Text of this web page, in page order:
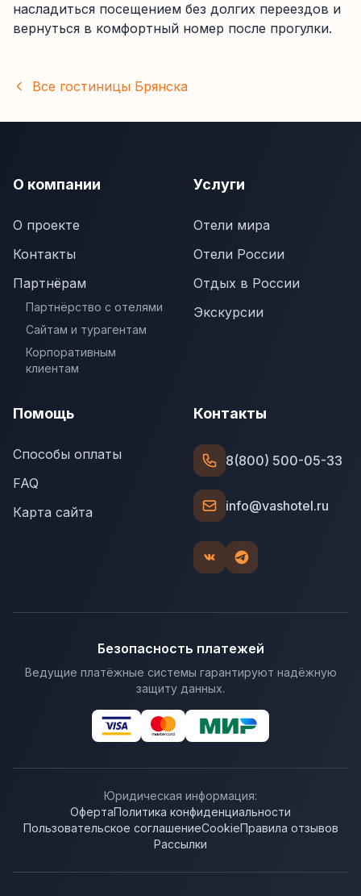
насладиться посещением без долгих переездов и
вернуться в комфортный номер после прогулки.
Все гостиницы Брянска
О компании
О проекте
Контакты
Партнёрам
Партнёрство с отелями
Сайтам и турагентам
Корпоративным
клиентам
Услуги
Отели мира
Отели России
Отдых в России
Экскурсии
Помощь
Способы оплаты
FAQ
Карта сайта
Контакты
8(800) 500-05-33
info@vashotel.ru
Безопасность платежей
Ведущие платёжные системы гарантируют надёжную
защиту данных.
Юридическая информация:
ОфертаПолитика конфиденциальности
Пользовательское соглашениеCookieПравила отзывов
Рассылки